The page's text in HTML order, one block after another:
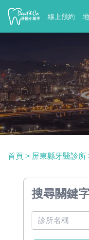
線上預約
首頁 > 屏東縣牙醫診所
搜尋關鍵